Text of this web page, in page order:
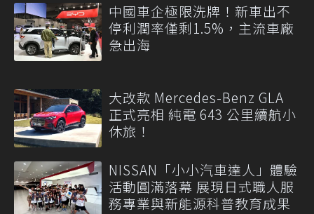
中國車企極限洗牌！新車出不
停利潤率僅剩1.5%，主流車廠
急出海
大改款 Mercedes-Benz GLA
正式亮相 純電 643 公里續航小
休旅！
NISSAN「小小汽車達人」體驗
活動圓滿落幕 展現日式職人服
務專業與新能源科普教育成果